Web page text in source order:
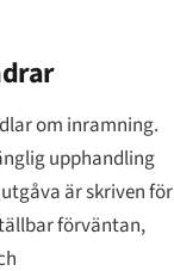
om inramning.
upphandling
är skriven för
förväntan,